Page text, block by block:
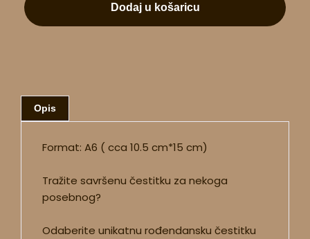
Dodaj u košaricu
Opis
Format: A6 ( cca 10.5 cm*15 cm)
Tražite savršenu čestitku za nekoga
posebnog?
Odaberite unikatnu rođendansku čestitku